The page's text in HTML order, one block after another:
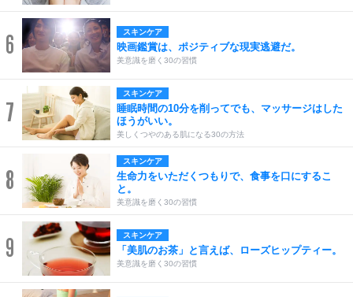
6 スキンケア
映画鑑賞は、ポジティブな現実逃避だ。
美意識を磨く30の習慣
7
スキンケア
睡眠時間の10分を削ってでも、マッサージはした
ほうがいい。
美しくつやのある肌になる30の方法
8
スキンケア
生命力をいただくつもりで、食事を口にするこ
と。
美意識を磨く30の習慣
9 スキンケア
「美肌のお茶」と言えば、ローズヒップティー。
美意識を磨く30の習慣